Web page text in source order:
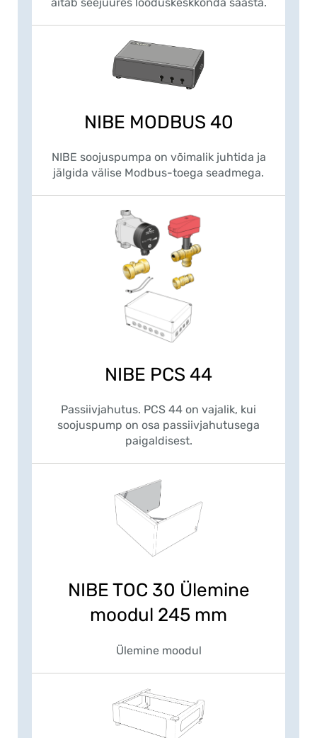
NIBE MODBUS 40
NIBE soojuspumpa on võimalik juhtida ja
jälgida välise Modbus-toega seadmega.
NIBE PCS 44
Passiivjahutus. PCS 44 on vajalik, kui
soojuspump on osa passiivjahutusega
paigaldisest.
NIBE TOC 30 Ülemine
moodul 245 mm
Ülemine moodul